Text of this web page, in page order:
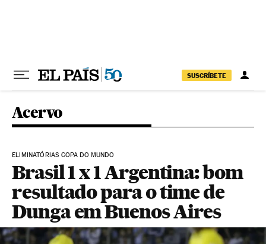
SUSCRÍBETE
Acervo
ELIMINATÓRIAS COPA DO MUNDO
Brasil 1 x 1 Argentina: bom
resultado para o time de
Dunga em Buenos Aires